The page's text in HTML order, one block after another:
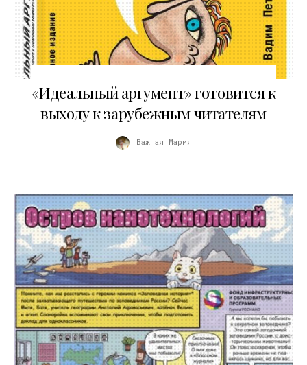
«Идеальный аргумент» готовится к
выходу к зарубежным читателям
Важная Мария